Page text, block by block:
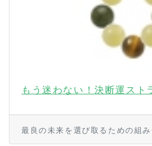
もう迷わない！決断運スト
最良の未来を選び取るための組み